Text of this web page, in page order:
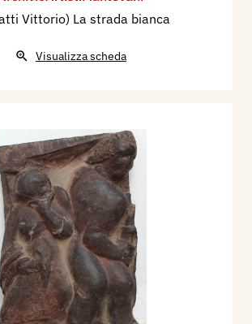
Vittorio) La strada bianca
Visualizza scheda